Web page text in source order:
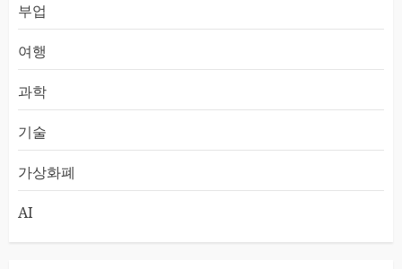
부업
여행
과학
기술
가상화폐
AI